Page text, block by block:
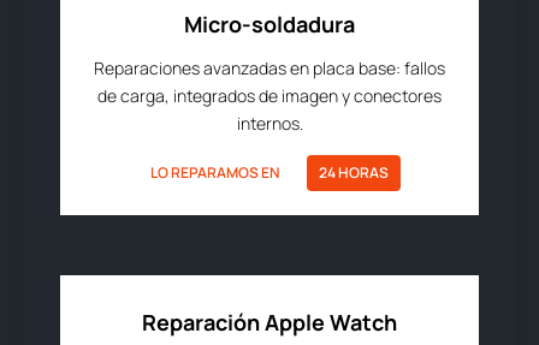
Micro-soldadura
Reparaciones avanzadas en placa base: fallos
de carga, integrados de imagen y conectores
internos.
LO REPARAMOS EN 24 HORAS
Reparación Apple Watch